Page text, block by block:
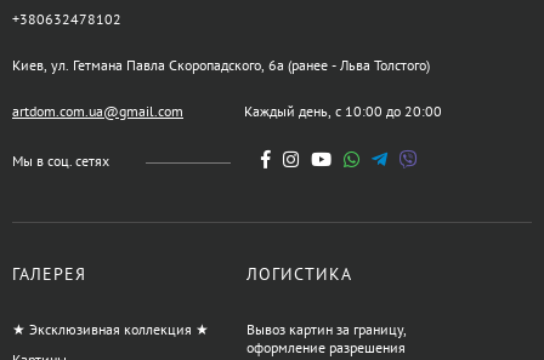
+380632478102
Киев, ул. Гетмана Павла Скоропадского, 6а (ранее - Льва Толстого)
artdom.com.ua@gmail.com Каждый день, с 10:00 до 20:00
Мы в соц. сетях
ГАЛЕРЕЯ
★ Эксклюзивная коллекция ★
ЛОГИСТИКА
Вывоз картин за границу,
оформление разрешения